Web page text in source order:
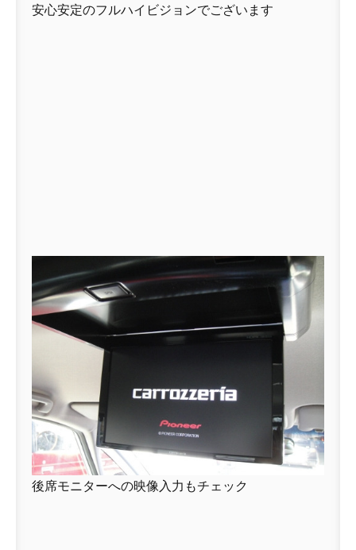
安心安定のフルハイビジョンでございます
後席モニターへの映像入力もチェック